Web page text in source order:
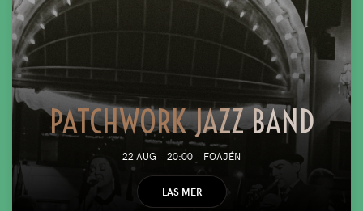
PATCHWORK JAZZ BAND
22 AUG 20:00 FOAJÉN
LÄS MER